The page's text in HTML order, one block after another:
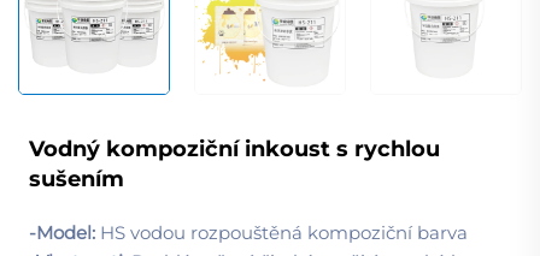
Vodný kompoziční inkoust s rychlou
sušením
-Model: HS vodou rozpouštěná kompoziční barva